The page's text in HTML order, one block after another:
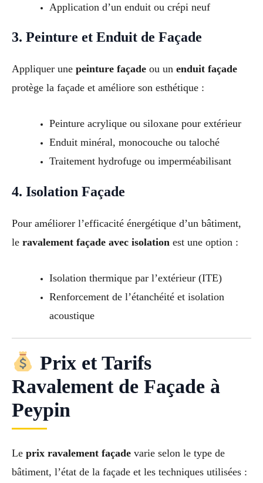
Application d’un enduit ou crépi neuf
3. Peinture et Enduit de Façade
Appliquer une peinture façade ou un enduit façade
protège la façade et améliore son esthétique :
Peinture acrylique ou siloxane pour extérieur
Enduit minéral, monocouche ou taloché
Traitement hydrofuge ou imperméabilisant
4. Isolation Façade
Pour améliorer l’efficacité énergétique d’un bâtiment,
le ravalement façade avec isolation est une option :
Isolation thermique par l’extérieur (ITE)
Renforcement de l’étanchéité et isolation
acoustique
Prix et Tarifs
Ravalement de Façade à
Peypin
Le prix ravalement façade varie selon le type de
bâtiment, l’état de la façade et les techniques utilisées :